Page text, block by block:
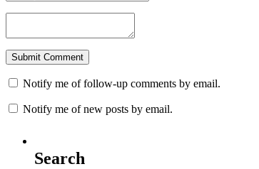
Notify me of follow-up comments by email.
Notify me of new posts by email.
Search